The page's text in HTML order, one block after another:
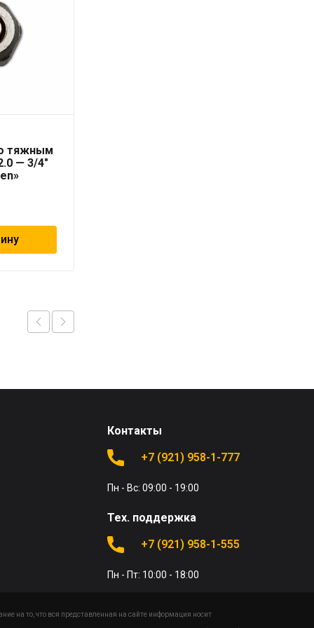
тяжным
— 3/4″
Контакты
+7 (921) 958-1-777
Пн - Вс: 09:00 - 19:00
Тех. поддержка
+7 (921) 958-1-555
Пн - Пт: 10:00 - 18:00
на то, что вся представленная на сайте информация носит